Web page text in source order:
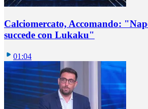
Calciomercato, Accomando:
succede con Lukaku"
01:04